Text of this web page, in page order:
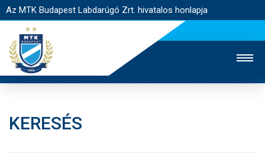
Az MTK Budapest Labdarúgó Zrt. hivatalos honlapja
KERESÉS